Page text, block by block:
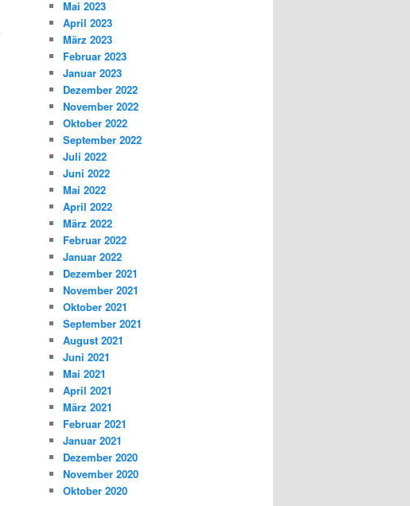
Mai 2023
April 2023
März 2023
Februar 2023
Januar 2023
Dezember 2022
November 2022
Oktober 2022
September 2022
Juli 2022
Juni 2022
Mai 2022
April 2022
März 2022
Februar 2022
Januar 2022
Dezember 2021
November 2021
Oktober 2021
September 2021
August 2021
Juni 2021
Mai 2021
April 2021
März 2021
Februar 2021
Januar 2021
Dezember 2020
November 2020
Oktober 2020